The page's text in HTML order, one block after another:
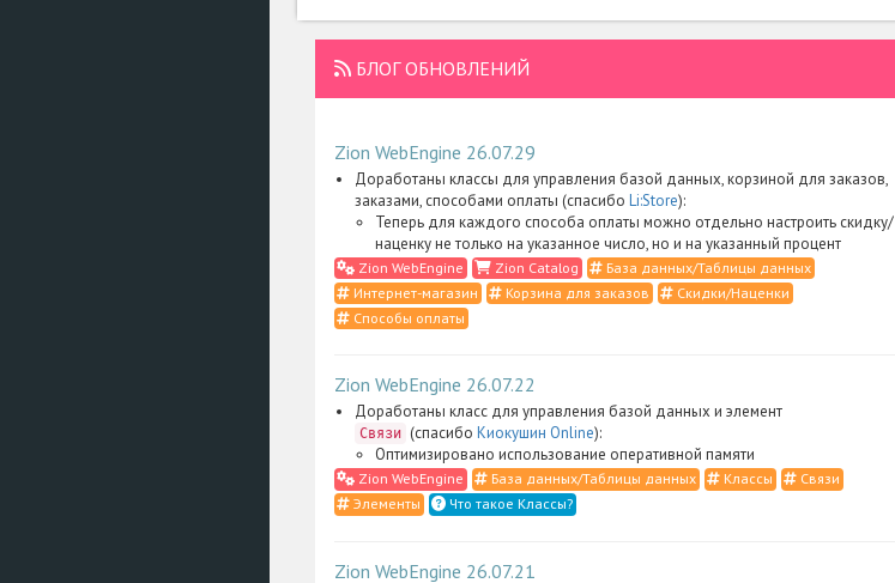
БЛОГ ОБНОВЛЕНИЙ
Zion WebEngine 26.07.29
Доработаны классы для управления базой данных, корзиной для заказов,
заказами, способами оплаты (спасибо Li:Store):
Теперь для каждого способа оплаты можно отдельно настроить скидку/
наценку не только на указанное число, но и на указанный процент
Zion WebEngine Zion Catalog
База данных/Таблицы данных
Интернет-магазин
Корзина для заказов
Скидки/Наценки
Способы оплаты
Zion WebEngine 26.07.22
Доработаны класс для управления базой данных и элемент
Связи (спасибо Киокушин Online):
Оптимизировано использование оперативной памяти
Zion WebEngine База данных/Таблицы данных Классы
Связи
Элементы
Что такое Классы?
Zion WebEngine 26.07.21